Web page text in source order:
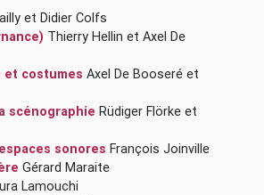
et
Didier Colfs
Thierry Hellin et Axel De
et costumes
Axel De Booseré et
scénographie Rüdiger Flörke et
sonores François Joinville
Gérard Maraite
Lamouchi